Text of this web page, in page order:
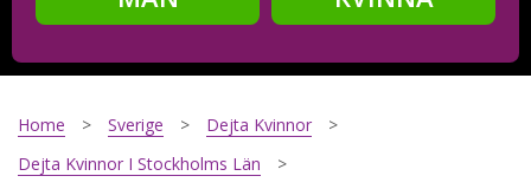
Steg2
Home Sverige
Dejta Kvinnor
Dejta Kvinnor I Stockholms Län